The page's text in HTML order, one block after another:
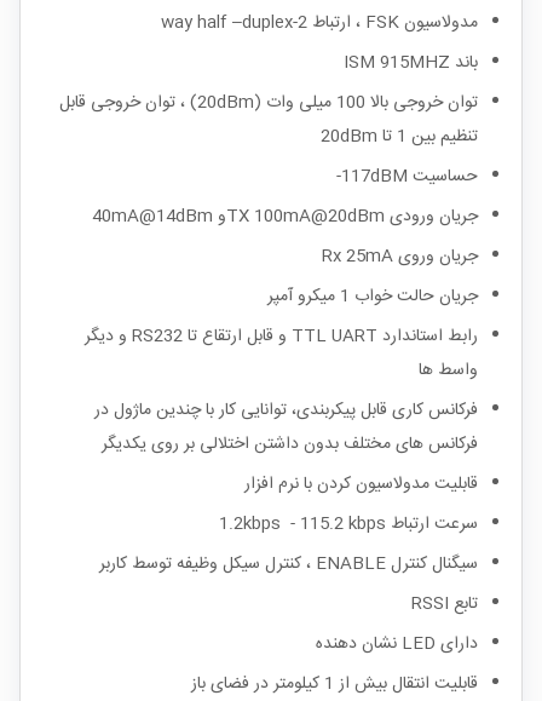
مدولاسیون FSK ، ارتباط 2-way half –duplex
باند ISM 915MHZ
توان خروجی بالا 100 میلی وات (20dBm) ، توان خروجی قابل
تنظیم بین 1 تا 20dBm
حساسیت 117dBM-
جریان ورودی TX 100mA@20dBmو 40mA@14dBm
جریان وروی Rx 25mA
جریان حالت خواب 1 میکرو آمپر
رابط استاندارد TTL UART و قابل ارتقاع تا RS232 و دیگر
واسط ها
فرکانس کاری قابل پیکربندی، توانایی کار با چندین ماژول در
فرکانس های مختلف بدون داشتن اختلالی بر روی یکدیگر
قابلیت مدولاسیون کردن با نرم افزار
سرعت ارتباط 1.2kbps - 115.2 kbps
سیگنال کنترل ENABLE ، کنترل سیکل وظیفه توسط کاربر
تابع RSSI
دارای LED نشان دهنده
قابلیت انتقال بیش از 1 کیلومتر در فضای باز